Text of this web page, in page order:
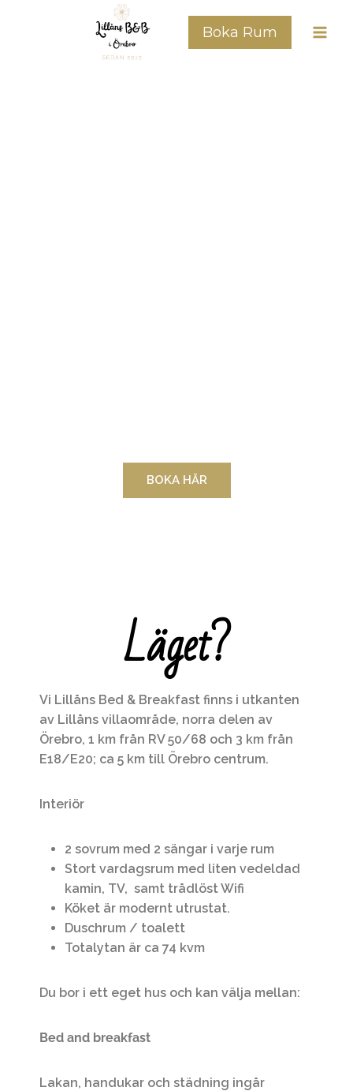
Boka Rum
BOKA HÄR
Läget?
Vi Lillåns Bed & Breakfast finns i utkanten
av Lillåns villaområde, norra delen av
Örebro, 1 km från RV 50/68 och 3 km från
E18/E20; ca 5 km till Örebro centrum.
Interiör
2 sovrum med 2 sängar i varje rum
Stort vardagsrum med liten vedeldad
kamin, TV, samt trådlöst Wifi
Köket är modernt utrustat.
Duschrum / toalett
Totalytan är ca 74 kvm
Du bor i ett eget hus och kan välja mellan:
Bed and breakfast
Lakan, handukar och städning ingår